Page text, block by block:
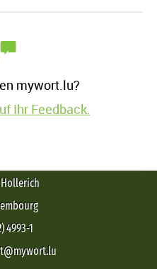
mywort.lu?
Ihr Feedback.
4993-1